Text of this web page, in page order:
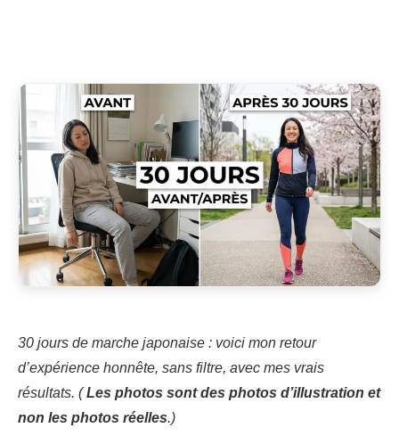
30 jours de marche japonaise : voici mon retour
d’expérience honnête, sans filtre, avec mes vrais
résultats. (Les photos sont des photos d’illustration et
non les photos réelles.)